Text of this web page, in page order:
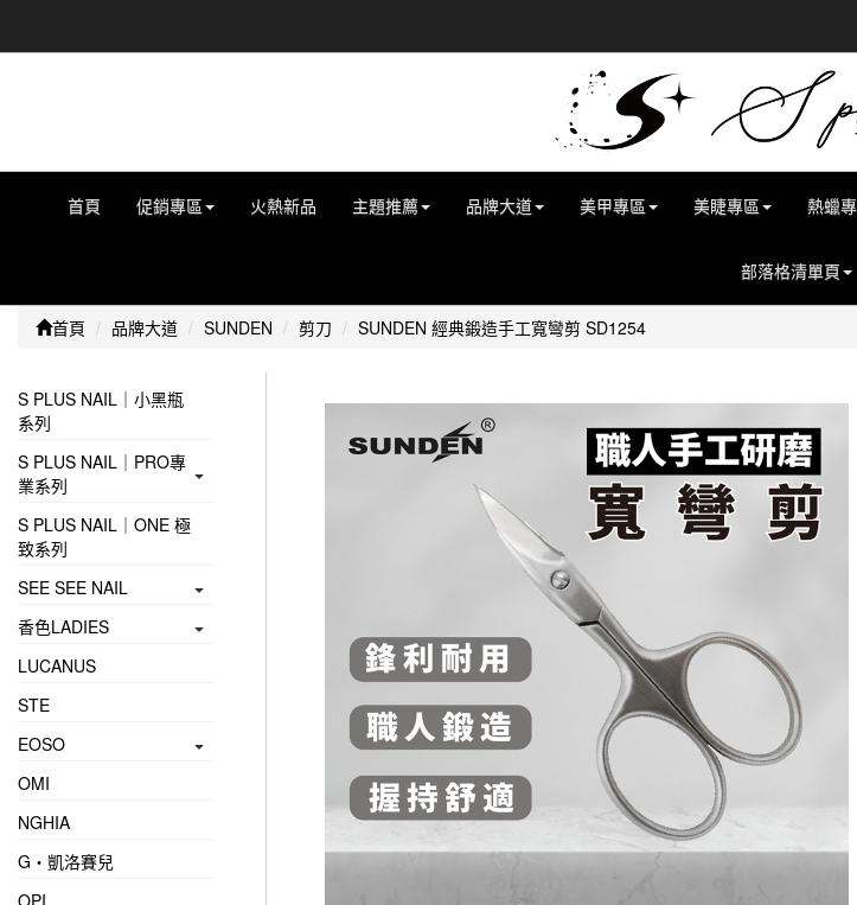
首頁 促銷專區 火熱新品 主題推薦 品牌大道 美甲專區 美睫專區 熱蠟
部落格清單頁
首頁 品牌大道 SUNDEN 剪刀 SUNDEN 經典鍛造手工寬彎剪 SD1254
S PLUS NAIL｜小黑瓶
系列
S PLUS NAIL｜PRO專
業系列
S PLUS NAIL｜ONE 極
致系列
SEE SEE NAIL
香色LADIES
LUCANUS
STE
EOSO
OMI
NGHIA
G‧凱洛賽兒
OPI